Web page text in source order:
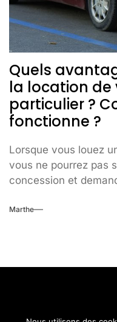
Quels
la location de
particulier ?
fonctionne ?
Lorsque vous louez
vous ne pourrez pas
concession et
Marthe